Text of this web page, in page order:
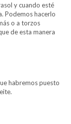
y cuando esté
Podemos hacerlo
o a torzos
de esta manera
habremos puesto